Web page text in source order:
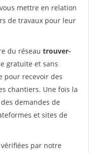
mettre en relation
de travaux pour leur
du réseau trouver-
gratuite et sans
pour recevoir des
chantiers. Une fois la
demandes de
et sites de
par notre